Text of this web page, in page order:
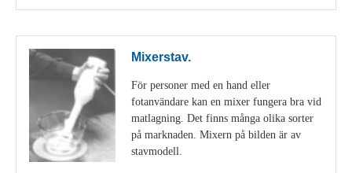
Mixerstav.
För personer med en hand eller
fotanvändare kan en mixer fungera bra vid
matlagning. Det finns många olika sorter
på marknaden. Mixern på bilden är av
stavmodell.